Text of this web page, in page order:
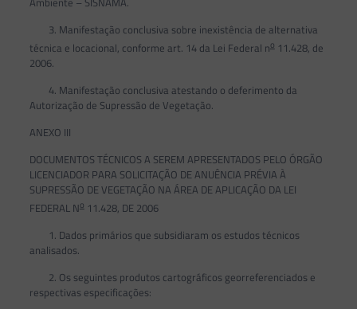
3. Manifestação conclusiva sobre inexistência de alternativa
técnica e locacional, conforme art. 14 da Lei Federal no11.428, de
2006.
4. Manifestação conclusiva atestando o deferimento da
Autorização de Supressão de Vegetação.
ANEXO III
DOCUMENTOS TÉCNICOS A SEREM APRESENTADOS PELO ÓRGÃO
LICENCIADOR PARA SOLICITAÇÃO DE ANUÊNCIA PRÉVIA À
SUPRESSÃO DE VEGETAÇÃO NA ÁREA DE APLICAÇÃO DA LEI
FEDERAL No11.428, DE 2006
1. Dados primários que subsidiaram os estudos técnicos
analisados.
2. Os seguintes produtos cartográficos georreferenciados e
respectivas especificações: